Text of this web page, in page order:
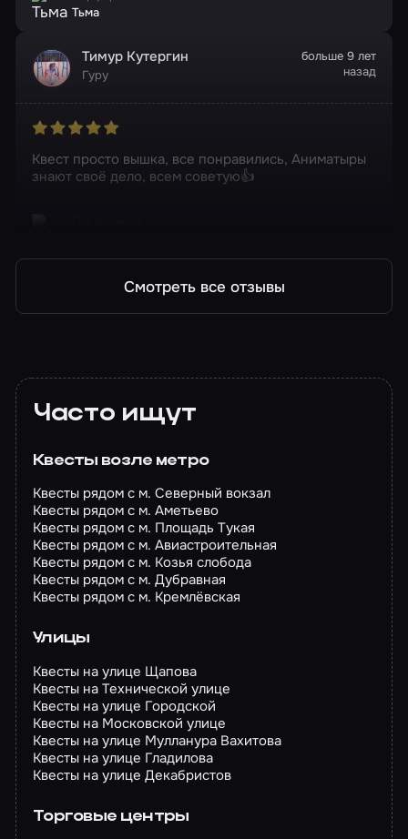
Тьма
Тимур Кутергин
Гуру
больше 9 лет
назад
Квест просто вышка, все понравились, Аниматыры
знают своё дело, всем советую👍
Смотреть все отзывы
Часто ищут
Квесты возле метро
Квесты рядом с м. Северный вокзал
Квесты рядом с м. Аметьево
Квесты рядом с м. Площадь Тукая
Квесты рядом с м. Авиастроительная
Квесты рядом с м. Козья слобода
Квесты рядом с м. Дубравная
Квесты рядом с м. Кремлёвская
Улицы
Квесты на улице Щапова
Квесты на Технической улице
Квесты на улице Городской
Квесты на Московской улице
Квесты на улице Мулланура Вахитова
Квесты на улице Гладилова
Квесты на улице Декабристов
Торговые центры